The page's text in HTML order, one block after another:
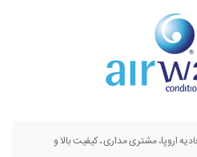
اروپا، مشتری مداری ، کیفیت بالا و